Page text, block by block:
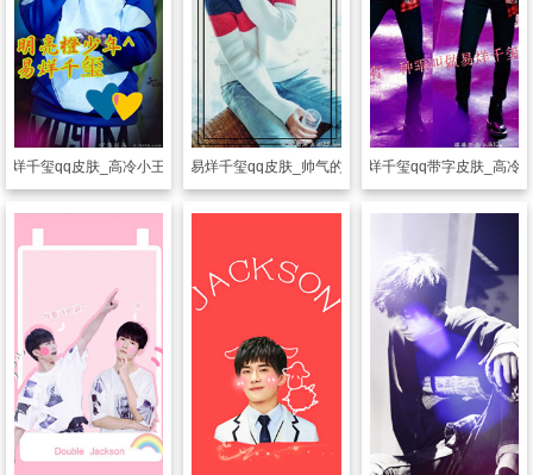
烊千玺qq皮肤_高冷小王子易烊千玺
透明皮肤 易烊千玺qq皮肤_帅气的高冷少年
透明皮肤 易烊千玺qq带字皮肤_高冷